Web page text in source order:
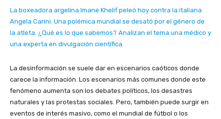
La boxeadora argelina Imane Khelif peleó hoy contra la italiana
Angela Carini. Una polémica mundial se desató por el género de
la atleta. ¿Qué es lo que sabemos? Analizan el tema una médico y
una experta en divulgación científica.
La desinformación se suele dar en escenarios caóticos donde
carece la información. Los escenarios más comunes donde este
fenómeno aumenta son los debates políticos, los desastres
naturales y las protestas sociales. Pero, también puede surgir en
eventos de interés masivo, como el mundial de fútbol o los